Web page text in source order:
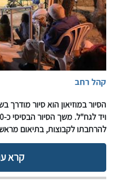
קהל רחב
​​​הסיור במוזיאון הוא סיור
להרחבתו לקבוצות, בתיאום
קרא